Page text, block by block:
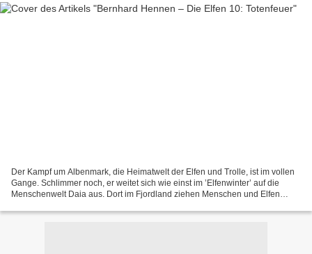
Der Kampf um Albenmark, die Heimatwelt der Elfen und Trolle, ist im vollen
Gange. Schlimmer noch, er weitet sich wie einst im ’Elfenwinter’ auf die
Menschenwelt Daia aus. Dort im Fjordland ziehen Menschen und Elfen